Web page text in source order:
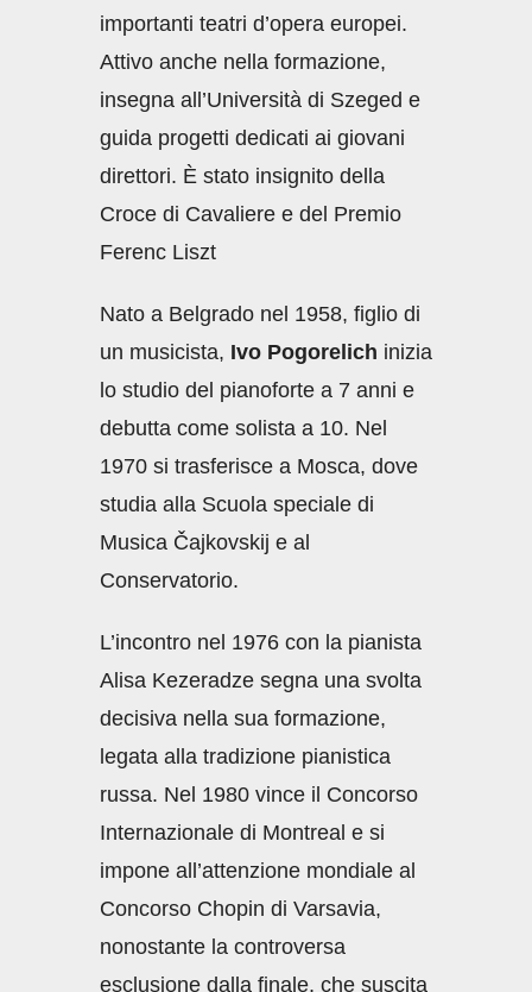
importanti teatri d’opera europei.
Attivo anche nella formazione,
insegna all’Università di Szeged e
guida progetti dedicati ai giovani
direttori. È stato insignito della
Croce di Cavaliere e del Premio
Ferenc Liszt
Nato a Belgrado nel 1958, figlio di
un musicista, Ivo Pogorelich inizia
lo studio del pianoforte a 7 anni e
debutta come solista a 10. Nel
1970 si trasferisce a Mosca, dove
studia alla Scuola speciale di
Musica Čajkovskij e al
Conservatorio.
L’incontro nel 1976 con la pianista
Alisa Kezeradze segna una svolta
decisiva nella sua formazione,
legata alla tradizione pianistica
russa. Nel 1980 vince il Concorso
Internazionale di Montreal e si
impone all’attenzione mondiale al
Concorso Chopin di Varsavia,
nonostante la controversa
esclusione dalla finale, che suscita